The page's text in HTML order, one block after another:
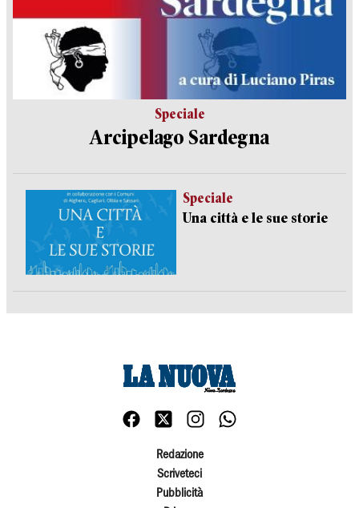
Speciale
Arcipelago Sardegna
Speciale
Una città e le sue storie
Redazione
Scriveteci
Pubblicità